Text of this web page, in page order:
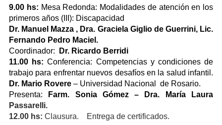
9.00 hs: Mesa Redonda: Modalidades de atención en los
primeros años (III): Discapacidad
Dr. Manuel Mazza , Dra. Graciela Giglio de Guerrini, Lic.
Fernando Pedro Maciel.
Coordinador:
Dr. Ricardo Berridi
11.00 hs:Conferencia: Competencias y condiciones de
trabajo para enfrentar nuevos desafíos en la salud infantil.
Dr. Mario Rovere – Universidad Nacional de Rosario.
Presenta:
Farm. Sonia Gómez – Dra. María Laura
Passarelli.
12.00 hs: Clausura. Entrega de certificados.